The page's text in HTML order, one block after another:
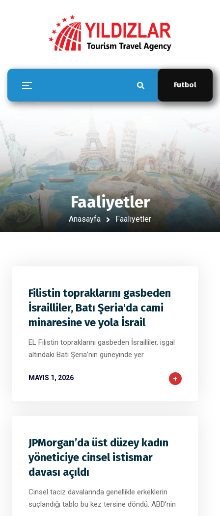
Futbol
Faaliyetler
Anasayfa Faaliyetler
Filistin topraklarını gasbeden
İsrailliler, Batı Şeria'da cami
minaresine ve yola İsrail
EL Filistin topraklarını gasbeden İsrailliler, işgal
altındaki Batı Şeria’nın güneyinde yer
MAYIS 1, 2026
JPMorgan’da üst düzey kadın
yöneticiye cinsel istismar
davası açıldı
Cinsel taciz davalarında genellikle erkeklerin
suçlandığı tablo bu kez tersine döndü. ABD’nin